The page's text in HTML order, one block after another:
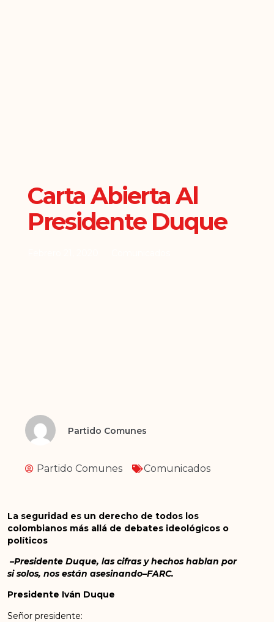
Carta Abierta Al
Presidente Duque
Partido Comunes
Partido Comunes Comunicados
La seguridad es un derecho de todos los
colombianos más allá de debates ideológicos o
políticos
–Presidente Duque, las cifras y hechos hablan por
si solos, nos están asesinando–FARC.
Presidente Iván Duque
Señor presidente: